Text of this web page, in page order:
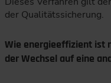
der Qualitätssicherung.
Wie energieeffizient ist
der Wechsel auf eine